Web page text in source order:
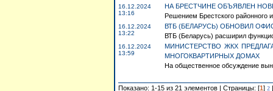
16.12.2024
13:16
НА БРЕСТЧИНЕ ОБЪЯВЛЕН
Решением Брестского районного
16.12.2024
13:22
ВТБ (БЕЛАРУСЬ) ОБНОВИЛ
ВТБ (Беларусь) расширил
16.12.2024
13:59
МИНИСТЕРСТВО ЖКХ
МНОГОКВАРТИРНЫХ ДОМАХ
На общественное обсуждение
Показано: 1-15 из 21 элементов | Страницы: [1] 2 |